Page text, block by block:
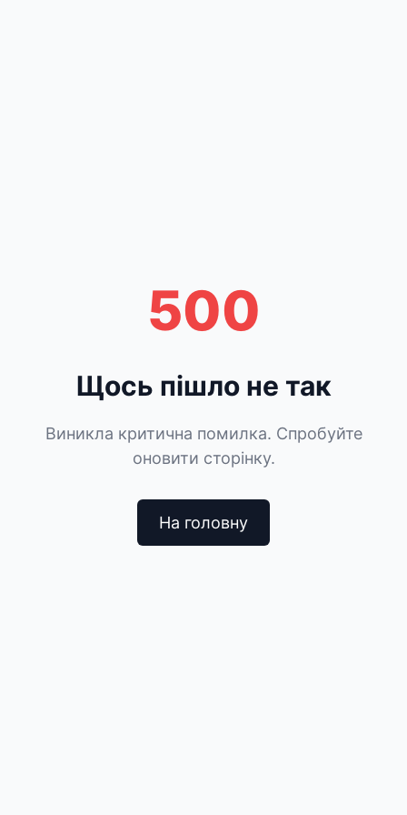
500
Щось пішло не так
Виникла критична помилка. Спробуйте
оновити сторінку.
На головну